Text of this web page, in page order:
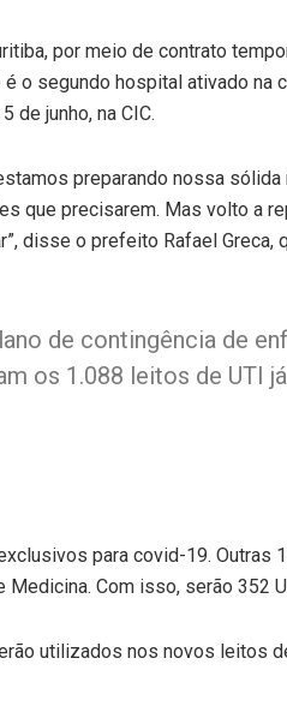
por meio de contrato
o segundo hospital ativado na
de junho, na CIC.
preparando nossa
que precisarem. Mas volto a
disse o prefeito Rafael Greca,
de contingência de
os 1.088 leitos de UTI
para covid-19. Outras
Com isso, serão 352
utilizados nos novos leitos